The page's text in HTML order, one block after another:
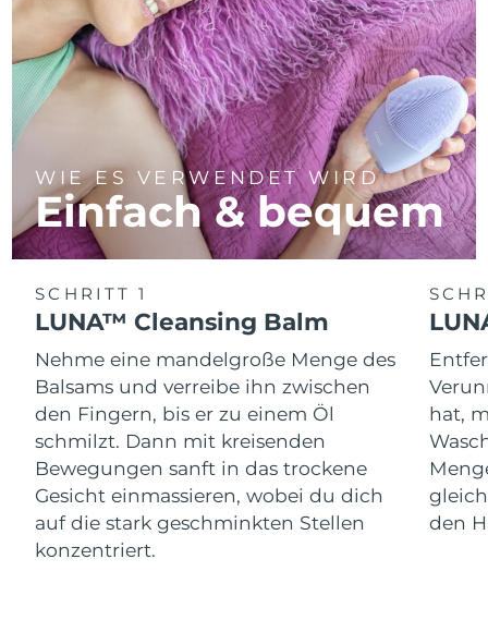
WIE ES VERWENDET WIRD
Einfach & bequem
SCHRITT 1
LUNA™ Cleansing Balm
Nehme eine mandelgroße Menge des
Balsams und verreibe ihn zwischen
den Fingern, bis er zu einem Öl
schmilzt. Dann mit kreisenden
Bewegungen sanft in das trockene
Gesicht einmassieren, wobei du dich
auf die stark geschminkten Stellen
konzentriert.
hat,
den